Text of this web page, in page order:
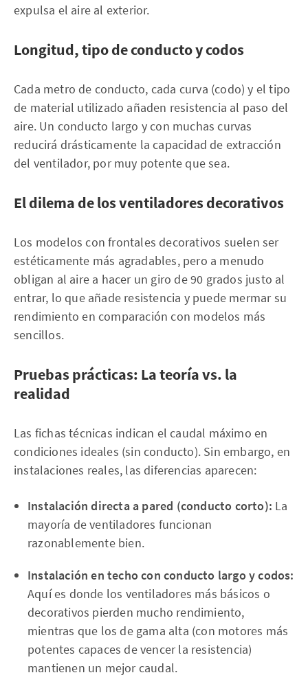
expulsa el aire al exterior.
Longitud, tipo de conducto y codos
Cada metro de conducto, cada curva (codo) y el tipo
de material utilizado añaden resistencia al paso del
aire. Un conducto largo y con muchas curvas
reducirá drásticamente la capacidad de extracción
del ventilador, por muy potente que sea.
El dilema de los ventiladores decorativos
Los modelos con frontales decorativos suelen ser
estéticamente más agradables, pero a menudo
obligan al aire a hacer un giro de 90 grados justo al
entrar, lo que añade resistencia y puede mermar su
rendimiento en comparación con modelos más
sencillos.
Pruebas prácticas: La teoría vs. la
realidad
Las fichas técnicas indican el caudal máximo en
condiciones ideales (sin conducto). Sin embargo, en
instalaciones reales, las diferencias aparecen:
Instalación directa a pared (conducto corto): La
mayoría de ventiladores funcionan
razonablemente bien.
Instalación en techo con conducto largo y codos:
Aquí es donde los ventiladores más básicos o
decorativos pierden mucho rendimiento,
mientras que los de gama alta (con motores más
potentes capaces de vencer la resistencia)
mantienen un mejor caudal.